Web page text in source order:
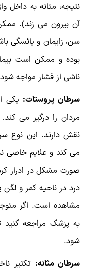
نتیجه، مثانه به داخل
آن بیرون می زند).
سن، زایمان و یائسگی
بوده و ممکن است
ناشی از فشار مواجه
سرطان پروستات: یکی
مردان را درگیر می
نقش دارند. این نوع
می کند و علایم خاصی
صورت مشکل در ادرار
درد در ناحیه کمر و لگن
مشاهده است. اگر
به پزشک مراجعه کنید
شود.
سرطان مثانه: تکثیر